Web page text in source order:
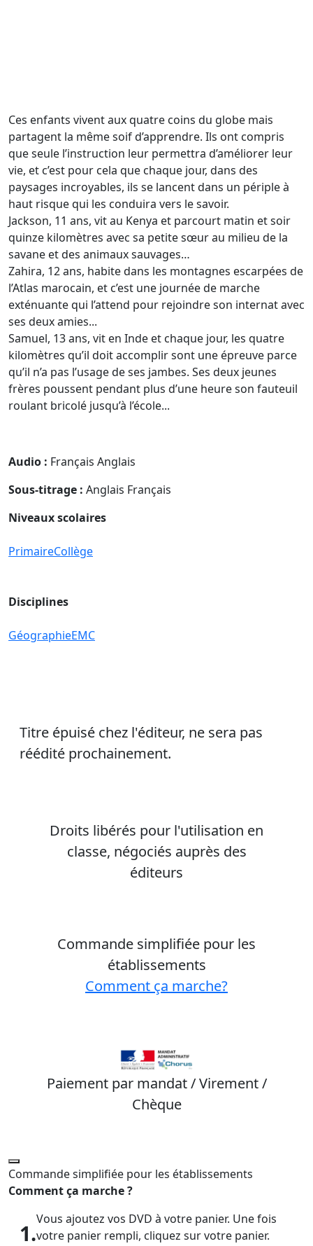
Ces enfants vivent aux quatre coins du globe mais
partagent la même soif d’apprendre. Ils ont compris
que seule l’instruction leur permettra d’améliorer leur
vie, et c’est pour cela que chaque jour, dans des
paysages incroyables, ils se lancent dans un périple à
haut risque qui les conduira vers le savoir.
Jackson, 11 ans, vit au Kenya et parcourt matin et soir
quinze kilomètres avec sa petite sœur au milieu de la
savane et des animaux sauvages…
Zahira, 12 ans, habite dans les montagnes escarpées de
l’Atlas marocain, et c’est une journée de marche
exténuante qui l’attend pour rejoindre son internat avec
ses deux amies...
Samuel, 13 ans, vit en Inde et chaque jour, les quatre
kilomètres qu’il doit accomplir sont une épreuve parce
qu’il n’a pas l’usage de ses jambes. Ses deux jeunes
frères poussent pendant plus d’une heure son fauteuil
roulant bricolé jusqu’à l’école...
Audio : Français Anglais
Sous-titrage : Anglais Français
Niveaux scolaires
PrimaireCollège
Disciplines
GéographieEMC
Titre épuisé chez l'éditeur, ne sera pas
réédité prochainement.
Droits libérés pour l'utilisation en
classe, négociés auprès des
éditeurs
Commande simplifiée pour les
établissements
Comment ça marche?
Paiement par mandat / Virement /
Chèque
Commande simplifiée pour les établissements
Comment ça marche ?
1.
Vous ajoutez vos DVD à votre panier. Une fois
votre panier rempli, cliquez sur votre panier.